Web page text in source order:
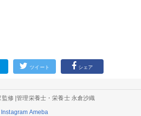
ツイート シェア
監修 |管理栄養士・栄養士 永倉沙織
Instagram Ameba